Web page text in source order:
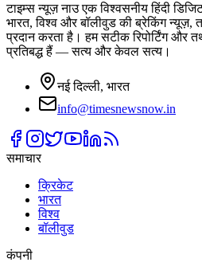
टाइम्स न्यूज़ नाउ एक विश्वसनीय हिंदी
भारत, विश्व और बॉलीवुड की ब्रेकिंग न्यूज़,
प्रदान करता है। हम सटीक रिपोर्टिंग और
प्रतिबद्ध हैं — सत्य और केवल सत्य।
नई दिल्ली, भारत
info@timesnewsnow.in
समाचार
क्रिकेट
भारत
विश्व
बॉलीवुड
कंपनी